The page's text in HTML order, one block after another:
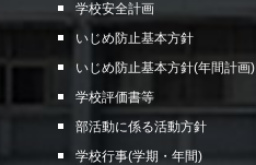
学校安全計画
いじめ防止基本方針
いじめ防止基本方針(年間計画)
学校評価書等
部活動に係る活動方針
学校行事(学期・年間)